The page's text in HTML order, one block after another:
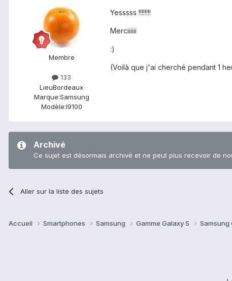
Membre
133
LieuBordeaux
Marque:Samsung
Modèle:I9100
Yesssss !!!!!!!!
Merciiiiii
:)
(Voilà que j'ai cherché pendant 1
Archivé
Ce sujet est désormais archivé et ne peut plus recevoir de
Aller sur la liste des sujets
Accueil Smartphones Samsung Gamme Galaxy S Samsung